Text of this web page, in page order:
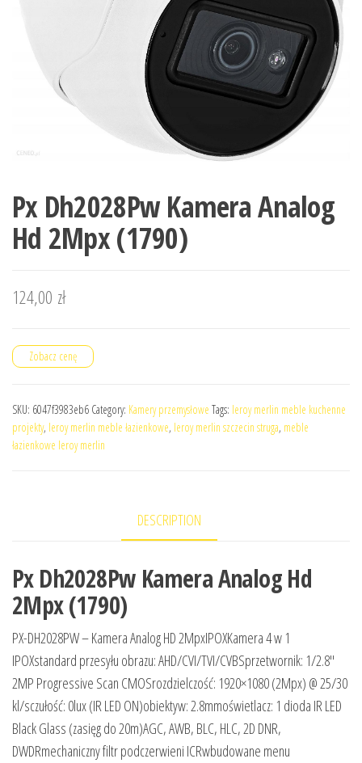
Px Dh2028Pw Kamera Analog
Hd 2Mpx (1790)
124,00 zł
Zobacz cenę
SKU: 6047f3983eb6 Category: Kamery przemysłowe Tags: leroy merlin meble kuchenne
projekty, leroy merlin meble łazienkowe, leroy merlin szczecin struga, meble
łazienkowe leroy merlin
DESCRIPTION
Px Dh2028Pw Kamera Analog Hd
2Mpx (1790)
PX-DH2028PW – Kamera Analog HD 2MpxIPOXKamera 4 w 1
IPOXstandard przesyłu obrazu: AHD/CVI/TVI/CVBSprzetwornik: 1/2.8″
2MP Progressive Scan CMOSrozdzielczość: 1920×1080 (2Mpx) @ 25/30
kl/sczułość: 0lux (IR LED ON)obiektyw: 2.8mmoświetlacz: 1 dioda IR LED
Black Glass (zasięg do 20m)AGC, AWB, BLC, HLC, 2D DNR,
DWDRmechaniczny filtr podczerwieni ICRwbudowane menu